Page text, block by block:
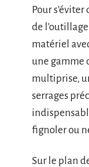
Pour
de
matériel
une gamme
multiprise,
serrages
fignoler ou
Sur le plan